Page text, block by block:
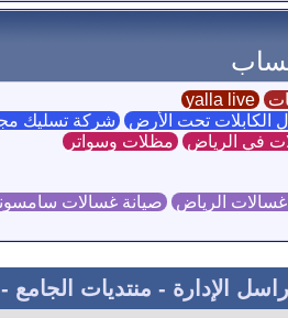
yalla live
تحت الأرض شركة تسليك
في الرياض مظلات وسواتر
الرياض صيانة غسالات
راسل الإدارة - منتديات الجامع -